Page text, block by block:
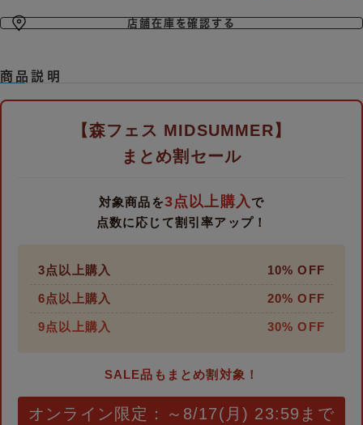
店舗在庫を確認する
商品説明
【森フェス MIDSUMMER】
まとめ割セール
対象商品を3点以上購入で
点数に応じて割引率アップ！
3点以上購入 10% OFF
6点以上購入 20% OFF
9点以上購入 30% OFF
SALE品もまとめ割対象！
オンライン限定：～8/17(月) 23:59まで